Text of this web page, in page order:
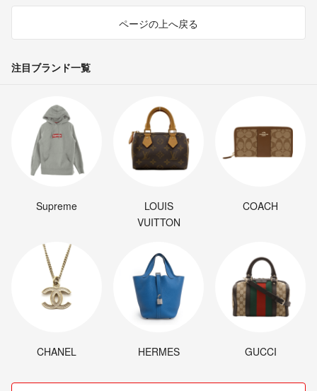
ページの上へ戻る
注目ブランド一覧
Supreme
LOUIS
VUITTON
COACH
CHANEL HERMES GUCCI